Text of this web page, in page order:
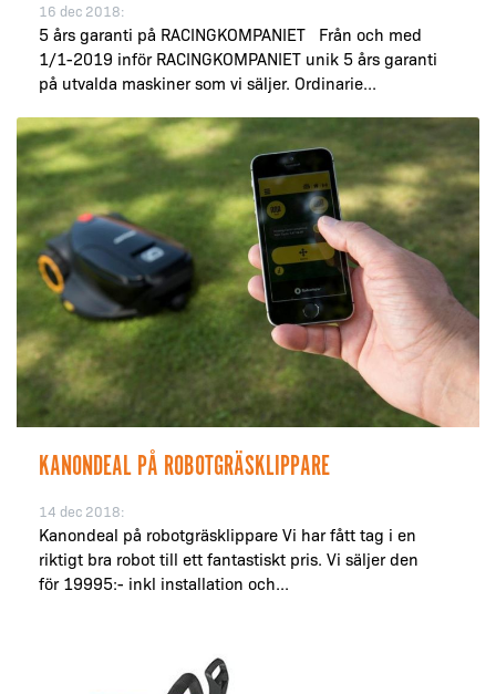
16 dec 2018:
5 års garanti på RACINGKOMPANIET Från och med
1/1-2019 inför RACINGKOMPANIET unik 5 års garanti
på utvalda maskiner som vi säljer. Ordinarie...
KANONDEAL PÅ ROBOTGRÄSKLIPPARE
14 dec 2018:
Kanondeal på robotgräsklippare Vi har fått tag i en
riktigt bra robot till ett fantastiskt pris. Vi säljer den
för 19995:- inkl installation och...